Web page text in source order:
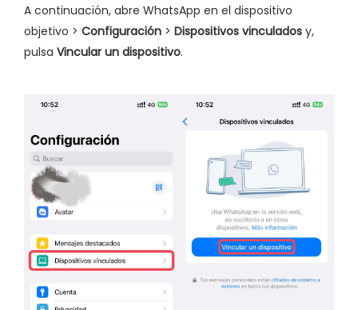
A continuación, abre WhatsApp en el dispositivo
objetivo > Configuración > Dispositivos vinculados y,
pulsa Vincular un dispositivo.